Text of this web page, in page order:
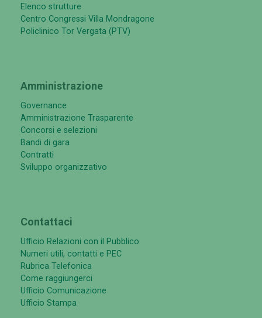
Elenco strutture
Centro Congressi Villa Mondragone
Policlinico Tor Vergata (PTV)
Amministrazione
Governance
Amministrazione Trasparente
Concorsi e selezioni
Bandi di gara
Contratti
Sviluppo organizzativo
Contattaci
Ufficio Relazioni con il Pubblico
Numeri utili, contatti e PEC
Rubrica Telefonica
Come raggiungerci
Ufficio Comunicazione
Ufficio Stampa